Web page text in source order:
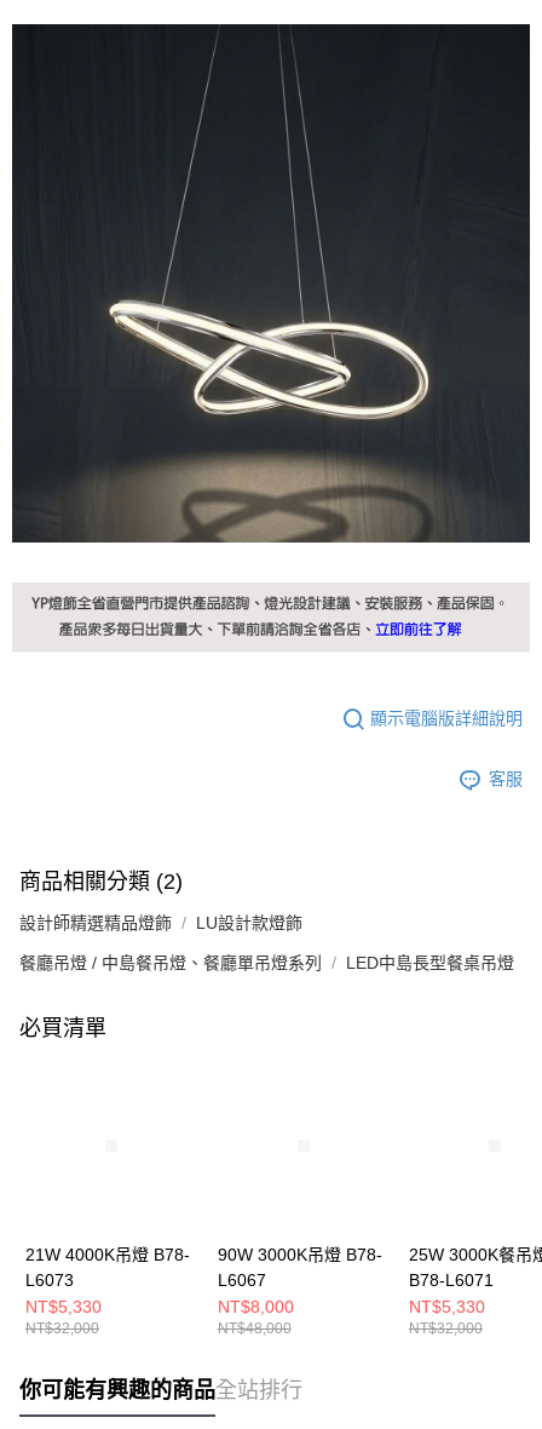
顯示電腦版詳細說明
客服
商品相關分類 (2)
設計師精選精品燈飾 LU設計款燈飾
餐廳吊燈 / 中島餐吊燈、餐廳單吊燈系列 LED中島長型餐桌吊燈
必買清單
21W 4000K吊燈 B78-
L6073
NT$5,330
NT$32,000
90W 3000K吊燈 B78-
L6067
NT$8,000
NT$48,000
25W 3000K餐吊
B78-L6071
NT$5,330
NT$32,000
你可能有興趣的商品全站排行